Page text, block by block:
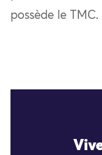
possède le TMC.